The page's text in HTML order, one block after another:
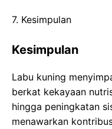
7. Kesimpulan
Kesimpulan
Labu kuning
berkat kekayaan
hingga peningkatan
menawarkan